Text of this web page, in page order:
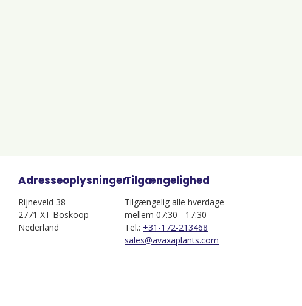
Adresseoplysninger
Rijneveld 38
2771 XT Boskoop
Nederland
Tilgængelighed
Tilgængelig alle hverdage
mellem 07:30 - 17:30
Tel.: +31-172-213468
sales@avaxaplants.com